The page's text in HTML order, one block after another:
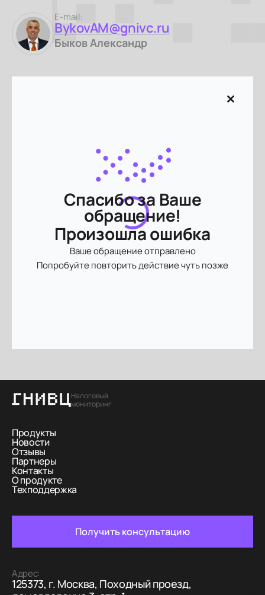
E-mail:
BykovAM@gnivc.ru
Быков Александр
Спасибо за Ваше
обращение!
Произошла ошибка
Ваше обращение отправлено
Попробуйте повторить действие чуть позже
Налоговый
мониторинг
Продукты
Новости
Отзывы
Партнеры
Контакты
О продукте
Техподдержка
Получить консультацию
Адрес:
125373, г. Москва, Походный проезд,